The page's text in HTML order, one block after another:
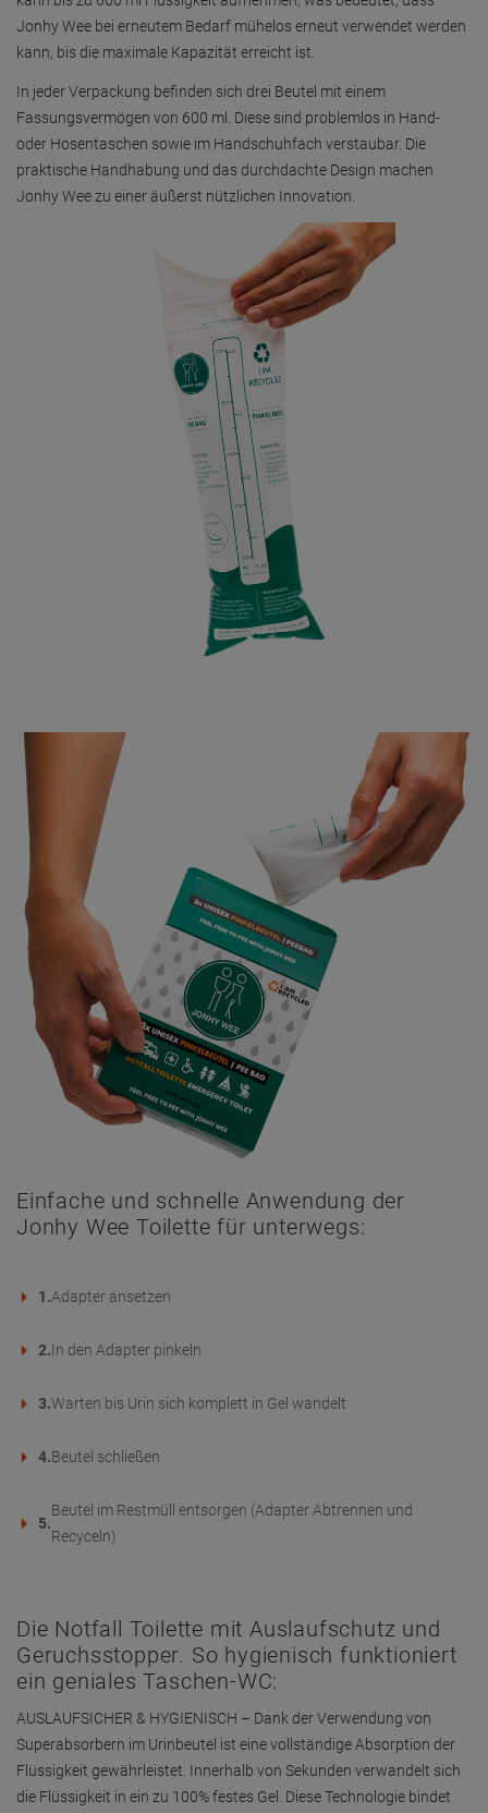
Jonhy Wee bei erneutem Bedarf mühelos erneut verwendet werden
kann, bis die maximale Kapazität erreicht ist.
In jeder Verpackung befinden sich drei Beutel mit einem
Fassungsvermögen von 600 ml. Diese sind problemlos in Hand-
oder Hosentaschen sowie im Handschuhfach verstaubar. Die
praktische Handhabung und das durchdachte Design machen
Jonhy Wee zu einer äußerst nützlichen Innovation.
Einfache und schnelle Anwendung der
Jonhy Wee Toilette für unterwegs:
1.Adapter ansetzen
2.In den Adapter pinkeln
3.Warten bis Urin sich komplett in Gel wandelt
4.Beutel schließen
5.
Beutel im Restmüll entsorgen (Adapter Abtrennen und
Recyceln)
Die Notfall Toilette mit Auslaufschutz und
Geruchsstopper. So hygienisch funktioniert
ein geniales Taschen-WC:
AUSLAUFSICHER & HYGIENISCH – Dank der Verwendung von
Superabsorbern im Urinbeutel ist eine vollständige Absorption der
Flüssigkeit gewährleistet. Innerhalb von Sekunden verwandelt sich
die Flüssigkeit in ein zu 100% festes Gel. Diese Technologie bindet